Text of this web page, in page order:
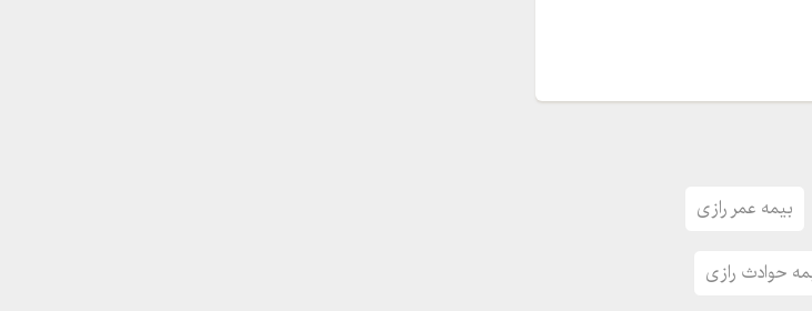
بیمه عمر رازی
حوادث رازی